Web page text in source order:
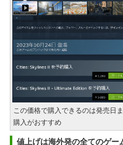
この価格で購入できるのは発売日
購入がおすすめ
値上げは海外発の全てのゲー